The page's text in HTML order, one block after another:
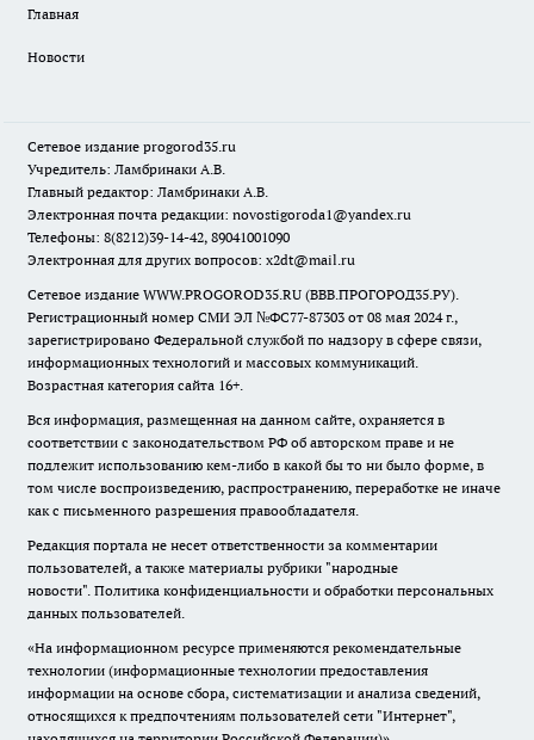
Главная
Новости
Сетевое издание progorod35.ru
Учредитель: Ламбринаки А.В.
Главный редактор: Ламбринаки А.В.
Электронная почта редакции: novostigoroda1@yandex.ru
Телефоны: 8(8212)39-14-42, 89041001090
Электронная для других вопросов: x2dt@mail.ru
Сетевое издание WWW.PROGOROD35.RU (ВВВ.ПРОГОРОД35.РУ).
Регистрационный номер СМИ ЭЛ №ФС77-87303 от 08 мая 2024 г.,
зарегистрировано Федеральной службой по надзору в сфере связи,
информационных технологий и массовых коммуникаций.
Возрастная категория сайта 16+.
Вся информация, размещенная на данном сайте, охраняется в
соответствии с законодательством РФ об авторском праве и не
подлежит использованию кем-либо в какой бы то ни было форме, в
том числе воспроизведению, распространению, переработке не иначе
как с письменного разрешения правообладателя.
Редакция портала не несет ответственности за комментарии
пользователей, а также материалы рубрики "народные
новости". Политика конфиденциальности и обработки персональных
данных пользователей.
«На информационном ресурсе применяются рекомендательные
технологии (информационные технологии предоставления
информации на основе сбора, систематизации и анализа сведений,
относящихся к предпочтениям пользователей сети "Интернет",